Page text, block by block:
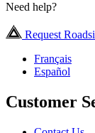
Need help?
Request
Français
Español
Customer